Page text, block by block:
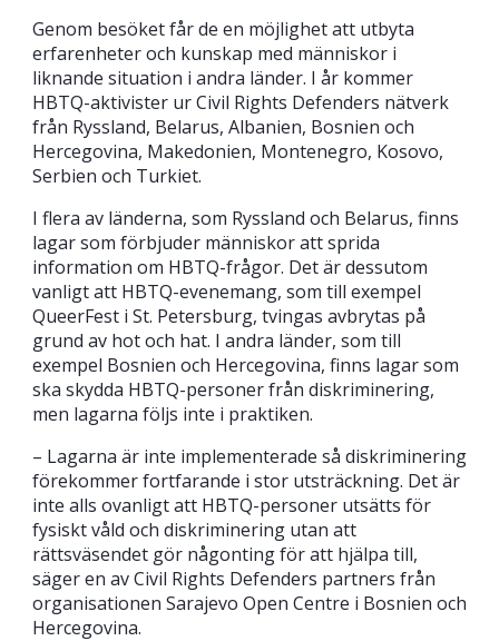
Genom besöket får de en möjlighet att utbyta
erfarenheter och kunskap med människor i
liknande situation i andra länder. I år kommer
HBTQ-aktivister ur Civil Rights Defenders nätverk
från Ryssland, Belarus, Albanien, Bosnien och
Hercegovina, Makedonien, Montenegro, Kosovo,
Serbien och Turkiet.
I flera av länderna, som Ryssland och Belarus, finns
lagar som förbjuder människor att sprida
information om HBTQ-frågor. Det är dessutom
vanligt att HBTQ-evenemang, som till exempel
QueerFest i St. Petersburg, tvingas avbrytas på
grund av hot och hat. I andra länder, som till
exempel Bosnien och Hercegovina, finns lagar som
ska skydda HBTQ-personer från diskriminering,
men lagarna följs inte i praktiken.
– Lagarna är inte implementerade så diskriminering
förekommer fortfarande i stor utsträckning. Det är
inte alls ovanligt att HBTQ-personer utsätts för
fysiskt våld och diskriminering utan att
rättsväsendet gör någonting för att hjälpa till,
säger en av Civil Rights Defenders partners från
organisationen Sarajevo Open Centre i Bosnien och
Hercegovina.